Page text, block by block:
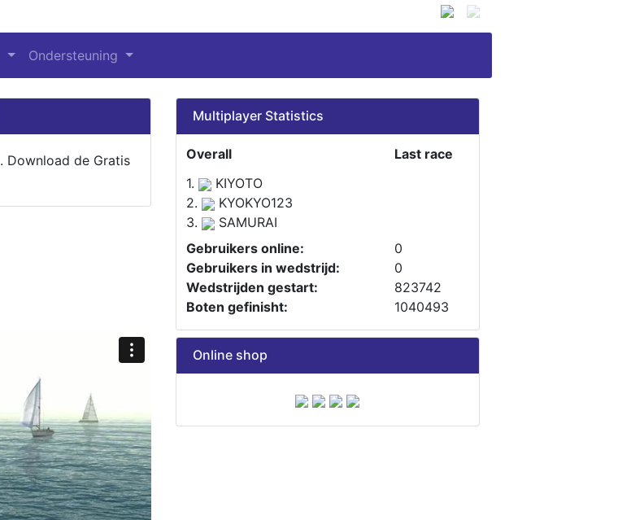
Ondersteuning
Download de Gratis
Multiplayer Statistics
Overall
Last race
1.
KIYOTO
2.
KYOKYO123
3.
SAMURAI
Gebruikers online:
0
Gebruikers in wedstrijd:
0
Wedstrijden gestart:
823742
Boten gefinisht:
1040493
Online shop